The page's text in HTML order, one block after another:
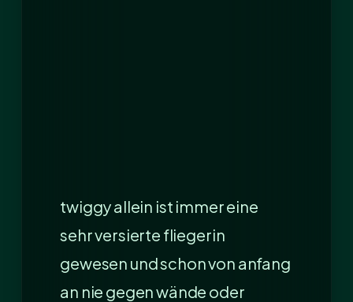
twiggy allein ist immer eine
sehr versierte fliegerin
gewesen und schon von anfang
an nie gegen wände oder